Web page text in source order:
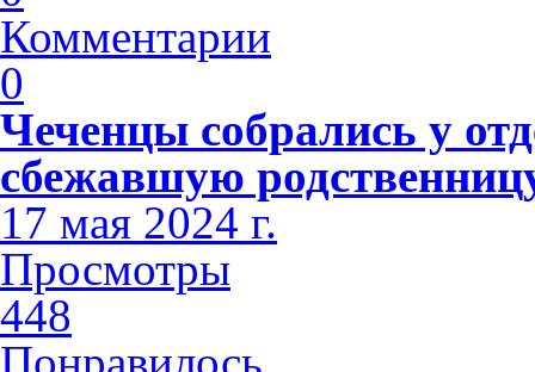
Комментарии
0
Чеченцы собрались у
сбежавшую
17 мая 2024 г.
Просмотры
448